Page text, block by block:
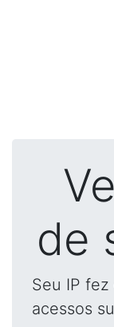
de
Seu IP
acessos